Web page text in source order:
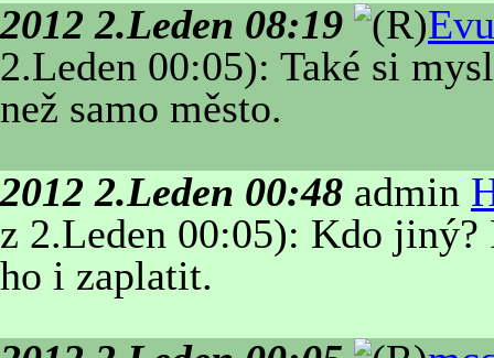
2012 2.Leden 08:19
2.Leden 00:05): Také si
než samo město.
2012 2.Leden 00:48 admin
z 2.Leden 00:05): Kdo jiný?
ho i zaplatit.